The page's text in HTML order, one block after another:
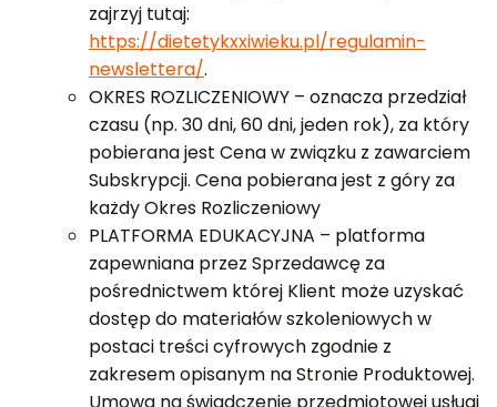
zajrzyj tutaj:
https://dietetykxxiwieku.pl/regulamin-
newslettera/.
OKRES ROZLICZENIOWY – oznacza przedział
czasu (np. 30 dni, 60 dni, jeden rok), za który
pobierana jest Cena w związku z zawarciem
Subskrypcji. Cena pobierana jest z góry za
każdy Okres Rozliczeniowy
PLATFORMA EDUKACYJNA – platforma
zapewniana przez Sprzedawcę za
pośrednictwem której Klient może uzyskać
dostęp do materiałów szkoleniowych w
postaci treści cyfrowych zgodnie z
zakresem opisanym na Stronie Produktowej.